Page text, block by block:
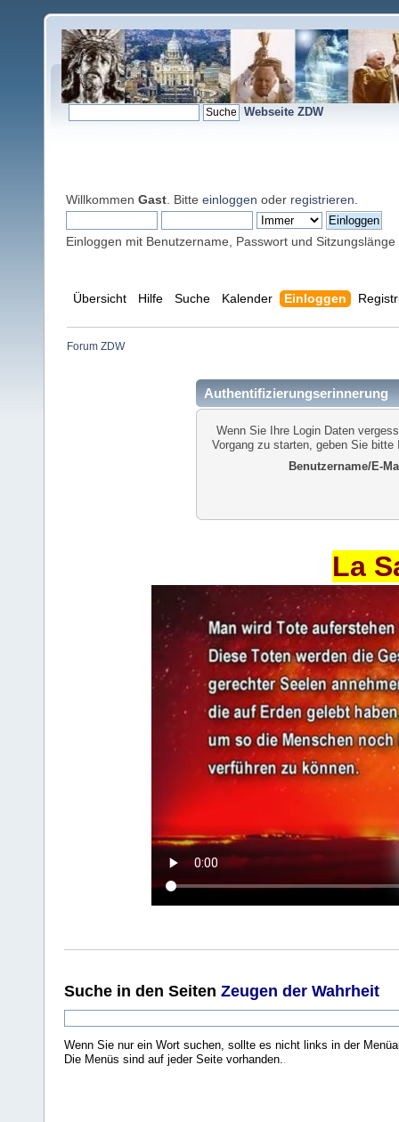
Webseite ZDW
Willkommen Gast . Bitte einloggen oder registrieren
Einloggen mit Benutzername, Passwort und Sitzungslänge
Übersicht Hilfe Suche Kalender Einloggen
Forum ZDW
Authentifizierungserinnerung
Wenn Sie Ihre Login Daten
Vorgang zu starten, geben Sie
Benutzername/E-
La
Suche in den Seiten Zeugen der Wahrheit
Wenn Sie nur ein Wort suchen, sollte es nicht links in der
Die Menüs sind auf jeder Seite vorhanden..